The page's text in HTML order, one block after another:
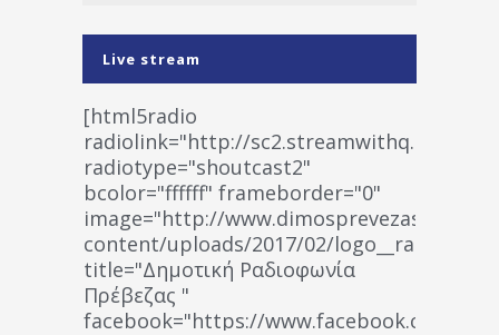
Live stream
[html5radio
radiolink="http://
radiotype="shoutcast2"
bcolor="ffffff" frameborder="0"
image="http://www.dimosprevezas.gr/wp-
content/uploads/2017/02/
title="Δημοτική Ραδιοφωνία
Πρέβεζας "
facebook="https://www.facebook.com/